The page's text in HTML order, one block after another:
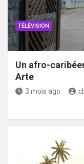
TÉLÉVISION
Un afro-
Arte
3 mois ago